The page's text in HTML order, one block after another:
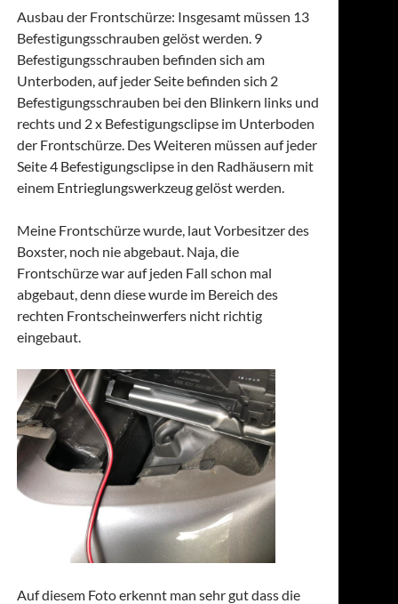
Ausbau der Frontschürze: Insgesamt müssen 13
Befestigungsschrauben gelöst werden. 9
Befestigungsschrauben befinden sich am
Unterboden, auf jeder Seite befinden sich 2
Befestigungsschrauben bei den Blinkern links und
rechts und 2 x Befestigungsclipse im Unterboden
der Frontschürze. Des Weiteren müssen auf jeder
Seite 4 Befestigungsclipse in den Radhäusern mit
einem Entrieglungswerkzeug gelöst werden.
Meine Frontschürze wurde, laut Vorbesitzer des
Boxster, noch nie abgebaut. Naja, die
Frontschürze war auf jeden Fall schon mal
abgebaut, denn diese wurde im Bereich des
rechten Frontscheinwerfers nicht richtig
eingebaut.
Auf diesem Foto erkennt man sehr gut dass die